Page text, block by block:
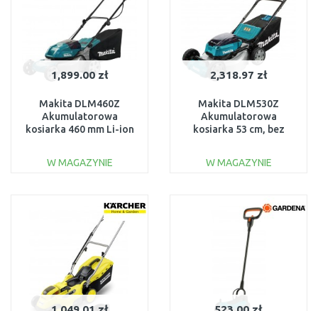
1,899.00 zł
Makita DLM460Z
Akumulatorowa
kosiarka 460 mm Li-ion
W MAGAZYNIE
Do porównania
2,318.97 zł
Makita DLM530Z
Akumulatorowa
kosiarka 53 cm, bez
W MAGAZYNIE
Do porównania